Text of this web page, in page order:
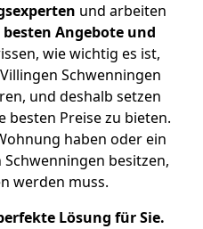
und arbeiten
besten Angebote und
wie wichtig es ist,
Schwenningen
und deshalb setzen
besten Preise zu bieten.
haben oder ein
besitzen,
werden muss.
Lösung für Sie.